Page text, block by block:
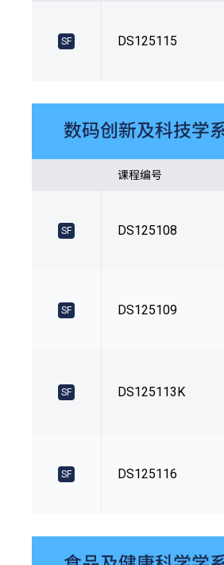
SF DS125115
数码创新及科技学
课程编号
SF DS125108
SF DS125109
SF DS125113K
SF DS125116